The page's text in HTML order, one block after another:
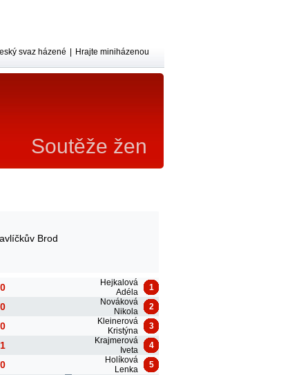
Soutěže žen
svaz házené Hrajte miniházenou
Brod
Hejkalová
Adéla
1
Nováková
Nikola
2
Kleinerová
Kristýna
3
Krajmerová
Iveta
4
Holíková
Lenka
5